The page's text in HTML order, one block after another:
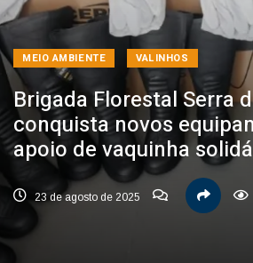
MEIO AMBIENTE VALINHOS
Brigada Florestal Serra
conquista novos
apoio de vaquinha
23 de agosto de 2025